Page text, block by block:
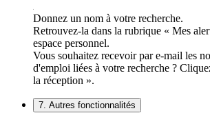
Donnez un nom à votre recherche.
Retrouvez-la dans la rubrique « Mes
espace personnel.
Vous souhaitez recevoir par e-mail les
d'emploi liées à votre recherche ?
la réception ».
7. Autres fonctionnalités